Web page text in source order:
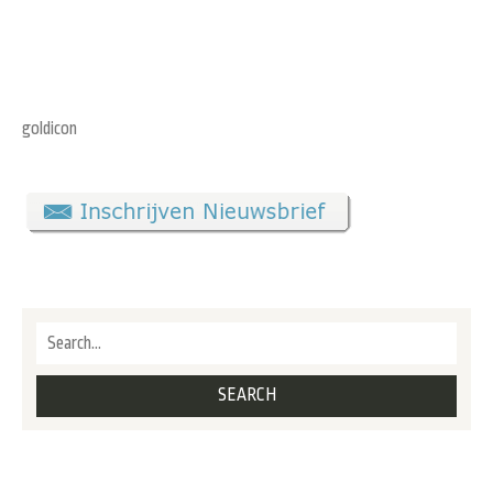
goldicon